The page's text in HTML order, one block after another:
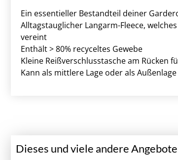
Ein essentieller Bestandteil deiner
Alltagstauglicher Langarm-Fleece,
vereint
Enthält > 80% recyceltes Gewebe
Kleine Reißverschlusstasche am Rücken
Kann als mittlere Lage oder als
Dieses und viele andere